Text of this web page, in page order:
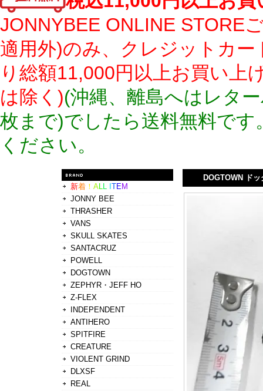
JONNYBEE ONLINE STORE
適用外)のみ、クレジットカ
り総額11,000円以上お買い上
は除く)(沖縄、離島へはレタ
枚まで)でしたら送料無料で
ください。
新着 ！ ALL TEM
JONNY BEE
THRASHER
VANS
SKULL SKATES
SANTACRUZ
POWELL
DOGTOWN
ZEPHYR・JEFF HO
Z-FLEX
INDEPENDENT
ANTIHERO
SPITFIRE
CREATURE
VIOLENT GRIND
DLXSF
REAL
DOGTOWN ド